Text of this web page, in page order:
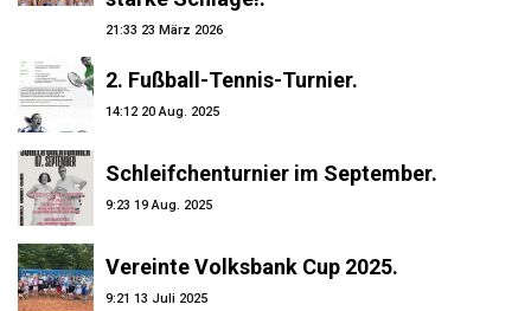
21:33 23 März 2026
2. Fußball-Tennis-Turnier.
14:12 20 Aug. 2025
Schleifchenturnier im September.
9:23 19 Aug. 2025
Vereinte Volksbank Cup 2025.
9:21 13 Juli 2025